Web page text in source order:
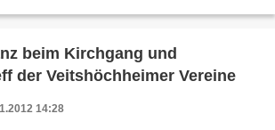
beim Kirchgang und
der Veitshöchheimer Vereine
14:28